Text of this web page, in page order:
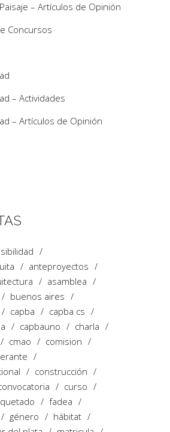
– Artículos de Opinión
Concursos
– Actividades
– Artículos de Opinión
anteproyectos
asamblea
buenos aires
capba
capba cs
capbauno
charla
cmao
comision
construcción
curso
fadea
género
hábitat